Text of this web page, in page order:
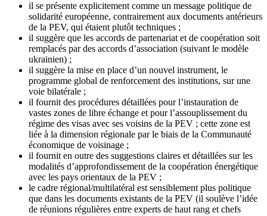
il se présente explicitement comme un message politique de
solidarité européenne, contrairement aux documents antérieurs
de la PEV, qui étaient plutôt techniques ;
il suggère que les accords de partenariat et de coopération soit
remplacés par des accords d’association (suivant le modèle
ukrainien) ;
il suggère la mise en place d’un nouvel instrument, le
programme global de renforcement des institutions, sur une
voie bilatérale ;
il fournit des procédures détaillées pour l’instauration de
vastes zones de libre échange et pour l’assouplissement du
régime des visas avec ses voisins de la PEV ; cette zone est
liée à la dimension régionale par le biais de la Communauté
économique de voisinage ;
il fournit en outre des suggestions claires et détaillées sur les
modalités d’approfondissement de la coopération énergétique
avec les pays orientaux de la PEV ;
le cadre régional/multilatéral est sensiblement plus politique
que dans les documents existants de la PEV (il soulève l’idée
de réunions régulières entre experts de haut rang et chefs